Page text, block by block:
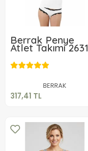
Berrak Penye
Atlet Takımı 2631
BERRAK
317,41 TL
317,41 TL